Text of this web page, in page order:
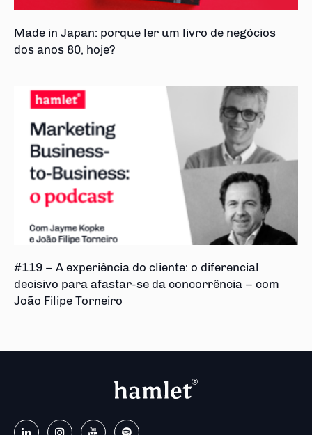
Made in Japan: porque ler um livro de negócios
dos anos 80, hoje?
#119 – A experiência do cliente: o diferencial
decisivo para afastar-se da concorrência – com
João Filipe Torneiro